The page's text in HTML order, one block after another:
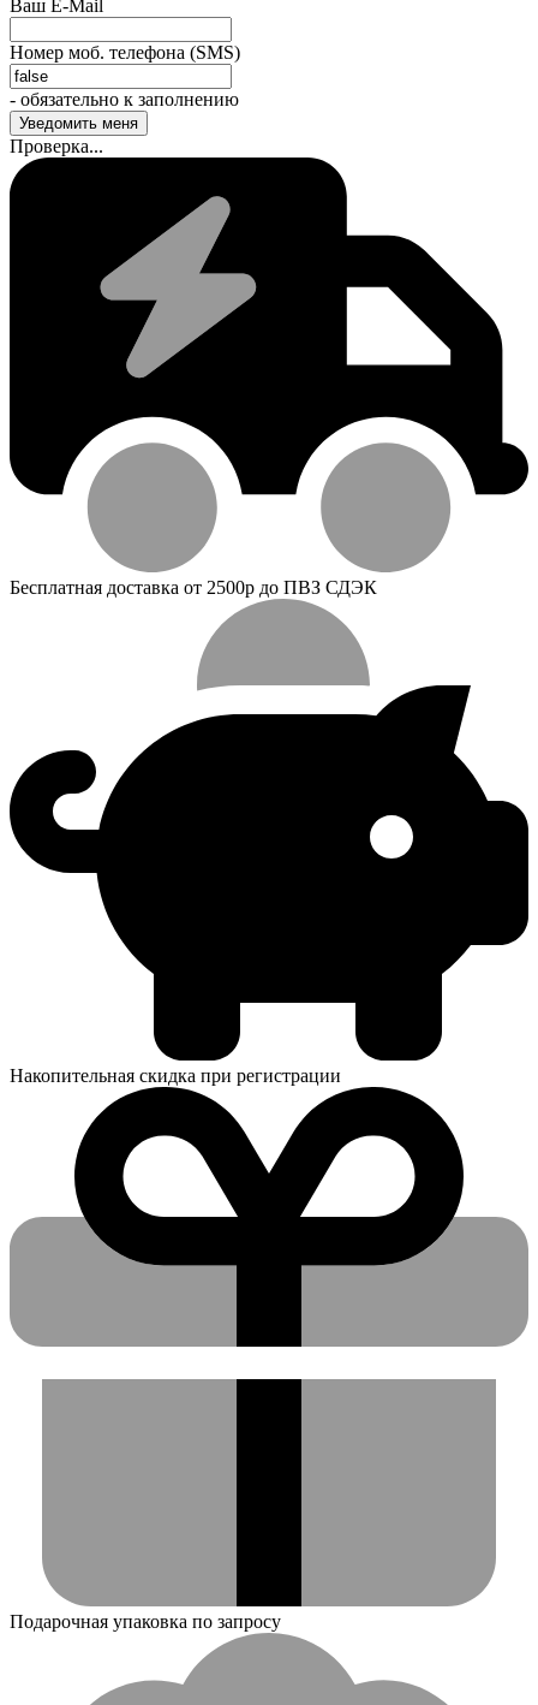
Ваш E-Mail
Номер моб. телефона (SMS)
- обязательно к заполнению
Проверка...
Бесплатная доставка от 2500р до ПВЗ СДЭК
Накопительная скидка при регистрации
Подарочная упаковка по запросу